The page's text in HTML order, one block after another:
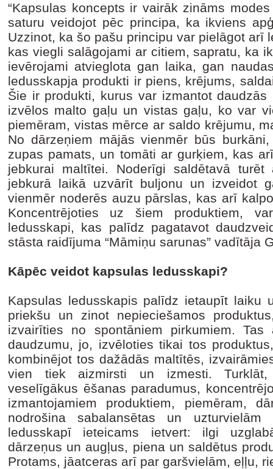
“Kapsulas koncepts ir vairāk zināms
saturu veidojot pēc principa, ka ikviens
Uzzinot, ka šo pašu principu var pielāgot arī
kas viegli salāgojami ar citiem, sapratu, ka
ievērojami atvieglota gan laika, gan
ledusskapja produkti ir piens, krējums,
Šie ir produkti, kurus var izmantot
izvēlos malto gaļu un vistas gaļu, ko var
piemēram, vistas mērce ar saldo krējumu,
No dārzeņiem mājās vienmēr būs
zupas pamats, un tomāti ar gurķiem, kas
jebkurai maltītei. Noderīgi saldētavā
jebkurā laikā uzvārīt buljonu un izveidot
vienmēr noderēs auzu pārslas, kas arī
Koncentrējoties uz šiem produktiem,
ledusskapi, kas palīdz pagatavot
stāsta raidījuma “Māmiņu sarunas” vadītāja
Kāpēc veidot kapsulas ledusskapi?
Kapsulas ledusskapis palīdz ietaupīt laiku
priekšu un zinot nepieciešamos
izvairīties no spontāniem pirkumiem.
daudzumu, jo, izvēloties tikai tos
kombinējot tos dažādās maltītēs,
vien tiek aizmirsti un izmesti. Turklāt,
veselīgākus ēšanas paradumus,
izmantojamiem produktiem, piemēram,
nodrošina sabalansētas un uzturvielām
ledusskapī ieteicams ietvert: ilgi
dārzeņus un augļus, piena un saldētus
Protams, jāatceras arī par garšvielām, eļļu,